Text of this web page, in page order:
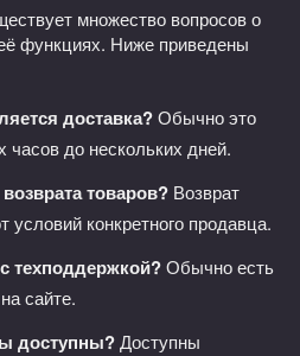
множество вопросов о
функциях. Ниже приведены
доставка?Обычно это
часов до нескольких дней.
товаров? Возврат
условий конкретного продавца.
техподдержкой?Обычно есть
сайте.
доступны?Доступны